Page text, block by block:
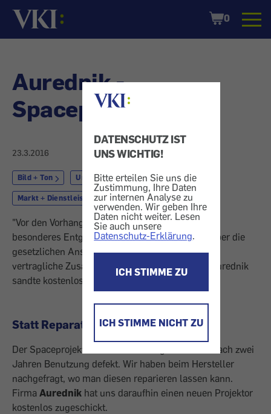
DATENSCHUTZ IST
UNS WICHTIG!
Bitte erteilen Sie uns die
Zustimmung, Ihre Daten
zur internen Analyse zu
verwenden. Wir geben Ihre
Daten nicht weiter. Lesen
Sie auch unsere
Datenschutz-Erklärung.
ICH STIMME ZU
ICH STIMME NICHT ZU
Startseite
Shopping
Cart
0
Aurednik -
Spaceprojektor
23.3.2016
Bild + Ton Unterhaltungselektronik
Markt + Dienstleistung Service
"Vor den Vorhang" bitten wir Unternehmen, die
besonderes Entgegenkommen gezeigt haben - über die
gesetzlichen Ansprüche (Gewährleistung) oder
vertragliche Zusagen (Garantie) hinaus. - Hier: Aurednik
sandte kostenlos einen neuen Spaceprojektor zu.
Statt Reparatur neues Gerät
Der Spaceprojektor unseres Kindergartens war nach zwei
Jahren Benutzung defekt. Wir haben beim Hersteller
nachgefragt, wo man diesen reparieren lassen kann.
Firma Aurednik hat uns daraufhin einen neuen Projektor
kostenlos zugeschickt.